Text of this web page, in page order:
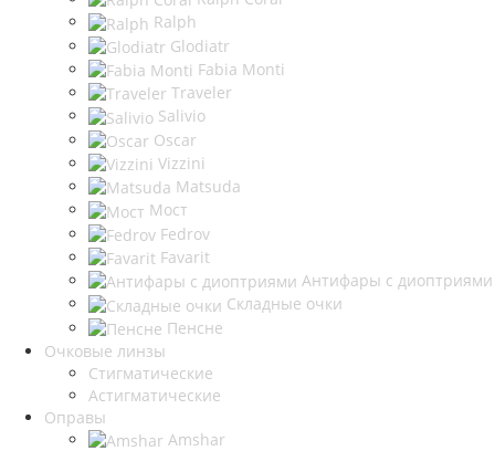
Ralph
Glodiatr
Fabia Monti
Traveler
Salivio
Oscar
Vizzini
Matsuda
Мост
Fedrov
Favarit
Антифары с диоптриями
Складные очки
Пенсне
Очковые линзы
Стигматические
Астигматические
Оправы
Amshar